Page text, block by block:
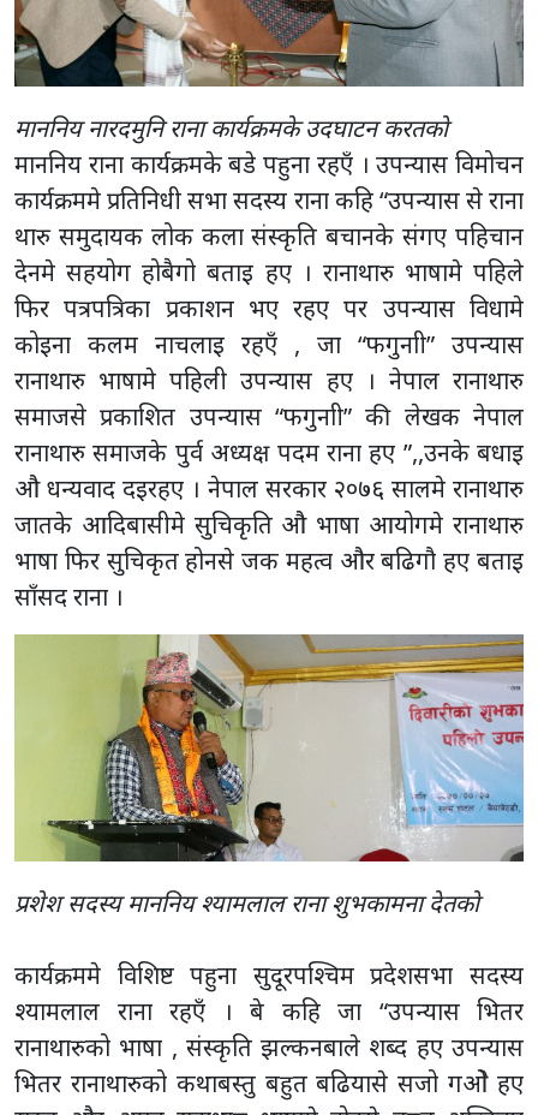
माननिय नारदमुनि राना कार्यक्रमके उदघाटन करतकाे
माननिय राना कार्यक्रमके बडे पहुना रहएँ । उपन्यास विमोचन
कार्यक्रममे प्रतिनिधी सभा सदस्य राना कहि “उपन्यास से राना
थारु समुदायक लोक कला संस्कृति बचानके संगए पहिचान
देनमे सहयोग होबैगो बताइ हए । रानाथारु भाषामे पहिले
फिर पत्रपत्रिका प्रकाशन भए रहए पर उपन्यास विधामे
कोइना कलम नाचलाइ रहएँ , जा “फगुनाी” उपन्यास
रानाथारु भाषामे पहिली उपन्यास हए । नेपाल रानाथारु
समाजसे प्रकाशित उपन्यास “फगुनाी” की लेखक नेपाल
रानाथारु समाजके पुर्व अध्यक्ष पदम राना हए ”,,उनके बधाइ
औ धन्यवाद दइरहए । नेपाल सरकार २०७६ सालमे रानाथारु
जातके आदिबासीमे सुचिकृति औ भाषा आयोगमे रानाथारु
भाषा फिर सुचिकृत होनसे जक महत्व और बढिगौ हए बताइ
साँसद राना ।
प्रशेश सदस्य माननिय श्यामलाल राना शुभकामना देतकाे
कार्यक्रममे विशिष्ट पहुना सुदूरपश्चिम प्रदेशसभा सदस्य
श्यामलाल राना रहएँ । बे कहि जा “उपन्यास भितर
रानाथारुको भाषा , संस्कृति झल्कनबाले शब्द हए उपन्यास
भितर रानाथारुको कथाबस्तु बहुत बढियासे सजो गओे हए